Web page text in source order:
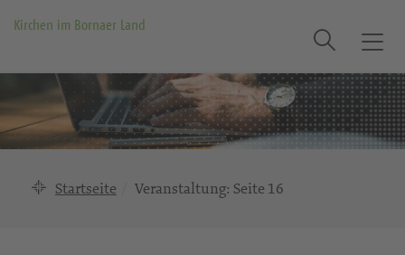
Kirchen im Bornaer Land
T
o
g
g
l
Suche
Startseite Veranstaltung: Seite 16